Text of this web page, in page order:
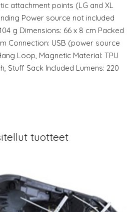
attachment points (LG and XL
Power source not included
g Dimensions: 66 x 8 cm Packed
Connection: USB (power source
Loop, Magnetic Material: TPU
Stuff Sack Included Lumens: 220
tuotteet